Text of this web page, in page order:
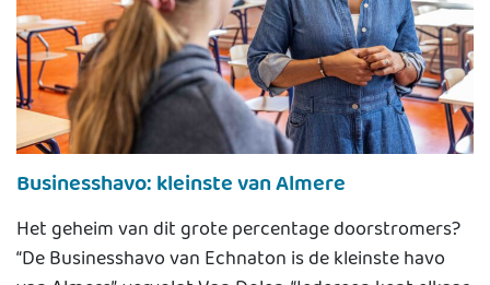
Businesshavo: kleinste van Almere
Het geheim van dit grote percentage doorstromers?
“De Businesshavo van Echnaton is de kleinste havo